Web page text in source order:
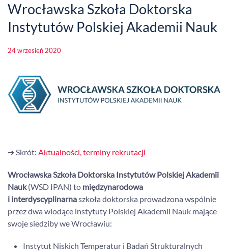
Wrocławska Szkoła Doktorska
Instytutów Polskiej Akademii Nauk
24 wrzesień 2020
➔ Skrót: Aktualności, terminy rekrutacji
Wrocławska Szkoła Doktorska Instytutów Polskiej Akademii
Nauk(WSD IPAN) to międzynarodowa
i interdyscyplinarnaszkoła doktorska prowadzona wspólnie
przez dwa wiodące instytuty Polskiej Akademii Nauk mające
swoje siedziby we Wrocławiu:
Instytut Niskich Temperatur i Badań Strukturalnych